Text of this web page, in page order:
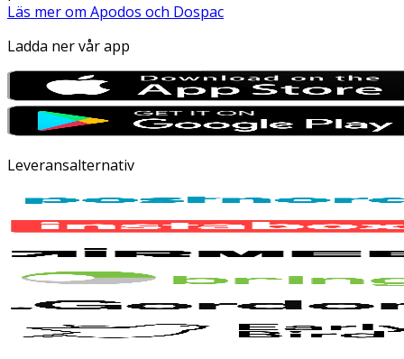
Läs mer om Apodos och Dospac
Ladda ner vår app
Leveransalternativ